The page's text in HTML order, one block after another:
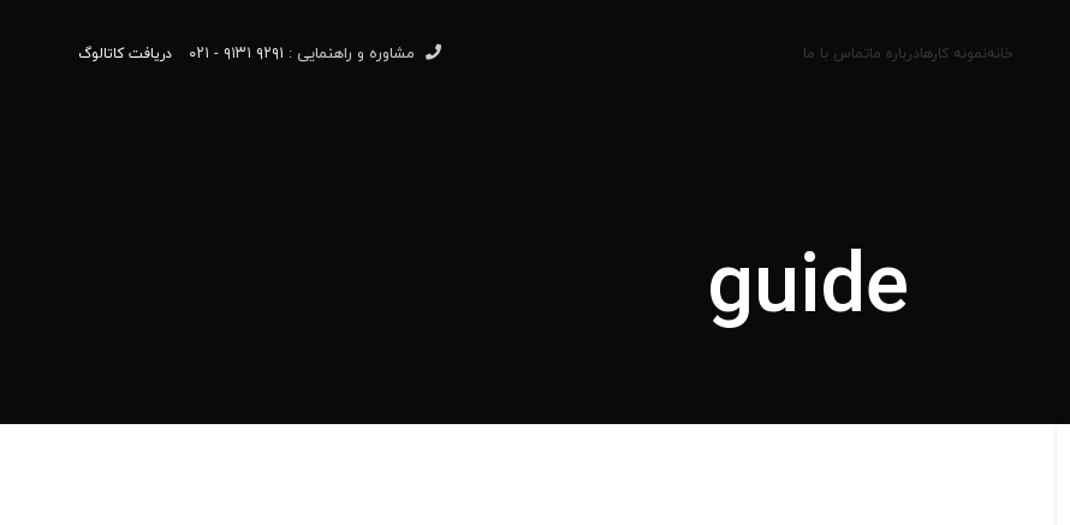
خانهنمونه کارهادرباره ماتماس با ما مشاوره و راهنمایی : ۹۲۹۱ ۹۱۳۱ - ۰۲۱ دریافت کاتالوگ
guide